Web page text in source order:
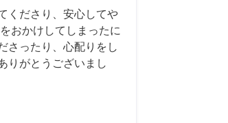
くださり、安心してや
おかけしてしまったに
さったり、心配りをし
りがとうございまし